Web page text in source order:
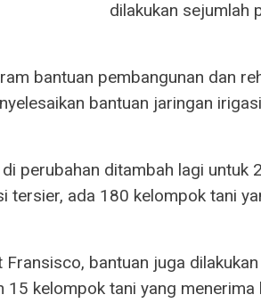
dilakukan sejumlah
bantuan pembangunan dan
bantuan jaringan
perubahan ditambah lagi untuk
tersier, ada 180 kelompok tani
Fransisco, bantuan juga
15 kelompok tani yang